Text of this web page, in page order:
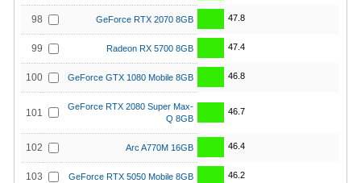
98 GeForce RTX 2070 8GB 47.8
99 Radeon RX 5700 8GB 47.4
100 GeForce GTX 1080 Mobile 8GB 46.8
101
GeForce RTX 2080 Super Max-
Q 8GB
46.7
102 Arc A770M 16GB 46.4
103 GeForce RTX 5050 Mobile 8GB 46.2